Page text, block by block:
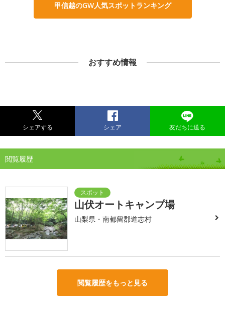
甲信越のGW人気スポットランキング
おすすめ情報
シェアする シェア 友だちに送る
閲覧履歴
山伏オートキャンプ場
山梨県・南都留郡道志村
閲覧履歴をもっと見る